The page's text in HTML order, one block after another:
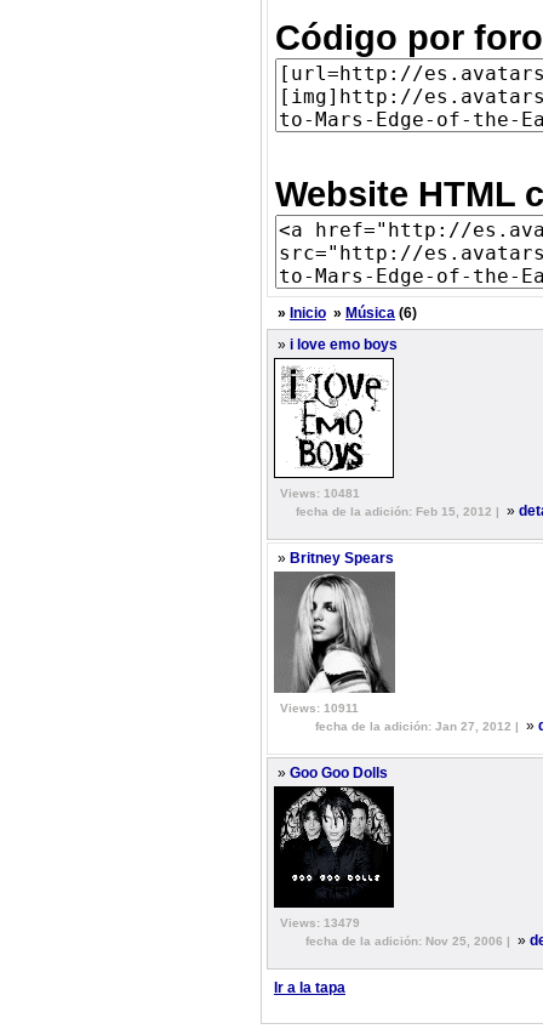
Código por
Website HTML
» Inicio » Música (6)
» i love emo boys
Views: 10481
fecha de la adición: Feb 15, 2012 |
»
» Britney Spears
Views: 10911
fecha de la adición: Jan 27, 2012 |
»
» Goo Goo Dolls
Views: 13479
fecha de la adición: Nov 25, 2006 |
»
Ir a la tapa